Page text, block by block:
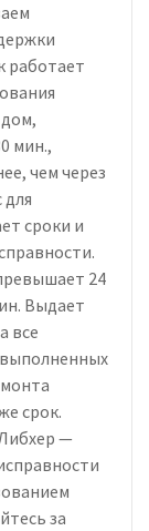
работает
мин.,
чем через
для
сроки и
24
Выдает
все
срок.
—
за